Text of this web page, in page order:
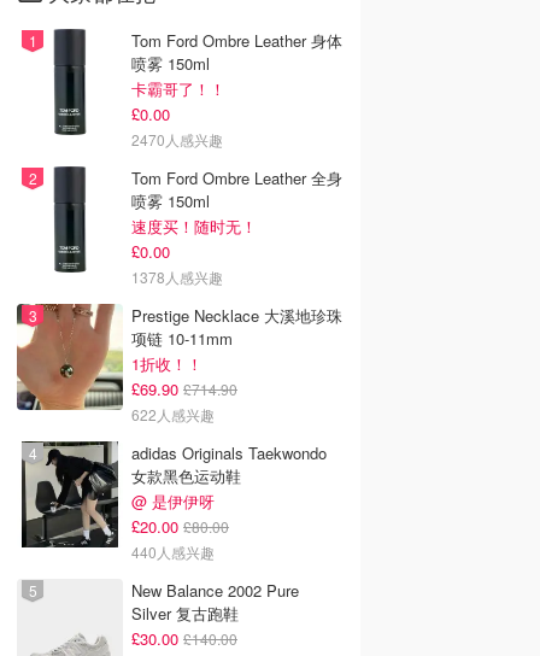
Tom Ford Ombre Leather 身体
喷雾 150ml
卡霸哥了！！
£0.00
2470人感兴趣
Tom Ford Ombre Leather 全身
喷雾 150ml
速度买！随时无！
£0.00
1378人感兴趣
Prestige Necklace 大溪地珍珠
项链 10-11mm
1折收！！
£69.90 £714.90
622人感兴趣
adidas Originals Taekwondo
女款黑色运动鞋
@ 是伊伊呀
£20.00 £80.00
440人感兴趣
New Balance 2002 Pure
Silver 复古跑鞋
£30.00 £140.00